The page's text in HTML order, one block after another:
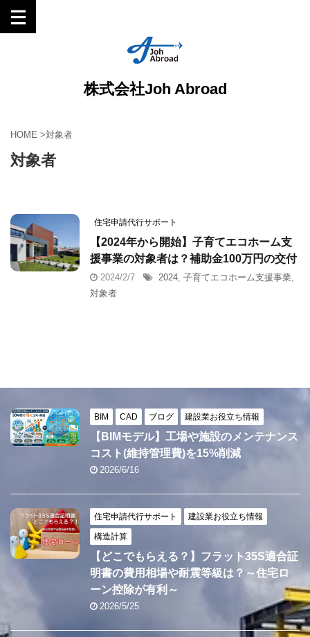
株式会社Joh Abroad
HOME >対象者
対象者
住宅申請代行サポート
【2024年から開始】子育てエコホーム支
援事業の対象者は？補助金100万円の交付
2024/2/7 2024 子育てエコホーム支援事業
対象者
BIM CAD ブログ 建設業お役立ち情報
【BIMモデル】工場や施設のメンテナンス
コスト(維持管理費)を15%削減
2026/6/16
住宅申請代行サポート 建設業お役立ち情報
構造計算
【どこでもらえる？】フラット35S適合証
明書の費用相場や耐震等級は？～住宅ロ
ーン控除が有利～
2026/5/25